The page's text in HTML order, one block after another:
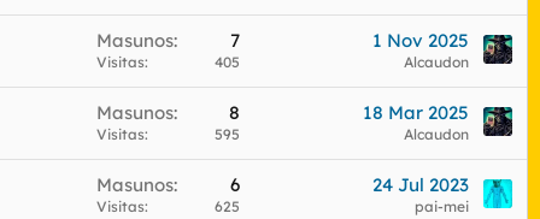
Masunos 7
Visitas 405
1 Nov 2025
Alcaudon
Masunos 8
Visitas 595
18 Mar 2025
Alcaudon
Masunos 6
Visitas 625
24 Jul 2023
pai-mei